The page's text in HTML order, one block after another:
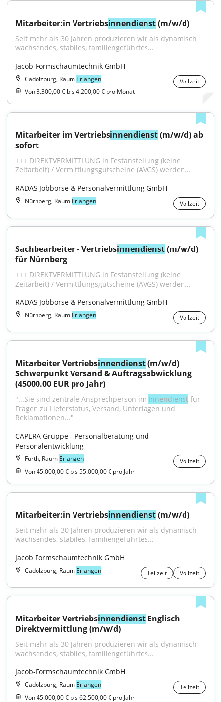
Mitarbeiter:in Vertriebsinnendienst (m/w/d)
Seit mehr als 30 Jahren produzieren wir als dynamisch
wachsendes, stabiles, familiengeführtes...
Jacob-Formschaumtechnik GmbH
Cadolzburg, Raum Erlangen
Vollzeit
Von 3.300,00 € bis 4.200,00 € pro Monat
Mitarbeiter im Vertriebsinnendienst (m/w/d) ab
sofort
+++ DIREKTVERMITTLUNG in Festanstellung (keine
Zeitarbeit) / Vermittlungsgutscheine (AVGS) werden...
RADAS Jobbörse & Personalvermittlung GmbH
Nürnberg, Raum Erlangen Vollzeit
Sachbearbeiter - Vertriebsinnendienst (m/w/d)
für Nürnberg
+++ DIREKTVERMITTLUNG in Festanstellung (keine
Zeitarbeit) / Vermittlungsgutscheine (AVGS) werden...
RADAS Jobbörse & Personalvermittlung GmbH
Nürnberg, Raum Erlangen Vollzeit
Mitarbeiter Vertriebsinnendienst (m/w/d)
Schwerpunkt Versand & Auftragsabwicklung
(45000.00 EUR pro Jahr)
"...Sie sind zentrale Ansprechperson im Innendienst für
Fragen zu Lieferstatus, Versand, Unterlagen und
Reklamationen..."
CAPERA Gruppe - Personalberatung und
Personalentwicklung
Fürth, Raum Erlangen
Vollzeit
Von 45.000,00 € bis 55.000,00 € pro Jahr
Mitarbeiter:in Vertriebsinnendienst (m/w/d)
Seit mehr als 30 Jahren produzieren wir als dynamisch
wachsendes, stabiles, familiengeführtes...
Jacob Formschaumtechnik GmbH
Cadolzburg, Raum Erlangen Teilzeit Vollzeit
Mitarbeiter Vertriebsinnendienst Englisch
Direktvermittlung (m/w/d)
Seit mehr als 30 Jahren produzieren wir als dynamisch
wachsendes, stabiles, familiengeführtes...
Jacob-Formschaumtechnik GmbH
Cadolzburg, Raum Erlangen
Teilzeit
Von 45.000,00 € bis 62.500,00 € pro Jahr